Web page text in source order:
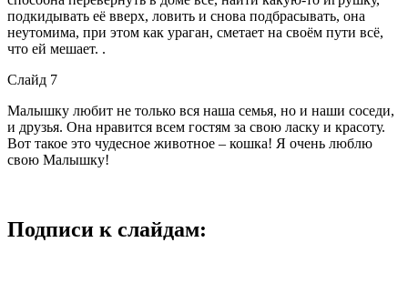
подкидывать её вверх, ловить и снова подбрасывать, она
неутомима, при этом как ураган, сметает на своём пути всё,
что ей мешает. .
Слайд 7
Малышку любит не только вся наша семья, но и наши соседи,
и друзья. Она нравится всем гостям за свою ласку и красоту.
Вот такое это чудесное животное – кошка! Я очень люблю
свою Малышку!
Подписи к слайдам: